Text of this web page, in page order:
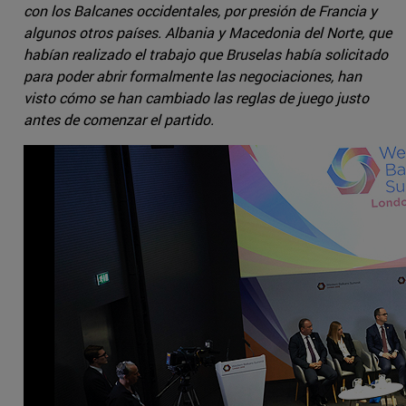
con los Balcanes occidentales, por presión de Francia y
algunos otros países. Albania y Macedonia del Norte, que
habían realizado el trabajo que Bruselas había solicitado
para poder abrir formalmente las negociaciones, han
visto cómo se han cambiado las reglas de juego justo
antes de comenzar el partido.